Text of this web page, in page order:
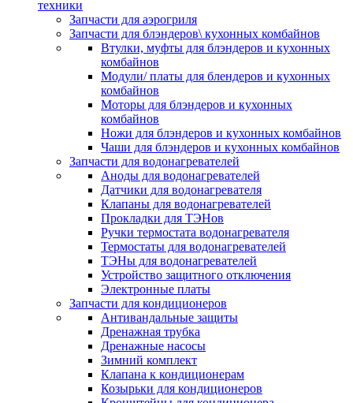
техники
Запчасти для аэрогриля
Запчасти для блэндеров\ кухонных комбайнов
Втулки, муфты для блэндеров и кухонных
комбайнов
Модули/ платы для блендеров и кухонных
комбайнов
Моторы для блэндеров и кухонных
комбайнов
Ножи для блэндеров и кухонных комбайнов
Чаши для блэндеров и кухонных комбайнов
Запчасти для водонагревателей
Аноды для водонагревателей
Датчики для водонагревателя
Клапаны для водонагревателей
Прокладки для ТЭНов
Ручки термостата водонагревателя
Термостаты для водонагревателей
ТЭНы для водонагревателей
Устройство защитного отключения
Электронные платы
Запчасти для кондиционеров
Антивандальные защиты
Дренажная трубка
Дренажные насосы
Зимний комплект
Клапана к кондиционерам
Козырьки для кондиционеров